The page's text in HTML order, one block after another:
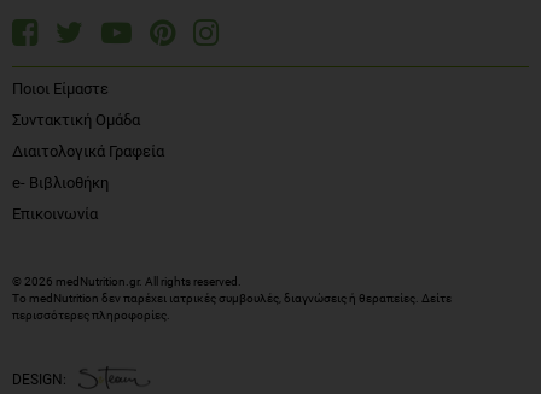
Ποιοι Είμαστε
Συντακτική Ομάδα
Διαιτολογικά Γραφεία
e- Βιβλιοθήκη
Επικοινωνία
© 2026 medNutrition.gr. All rights reserved.
Το medNutrition δεν παρέχει ιατρικές συμβουλές, διαγνώσεις ή θεραπείες. Δείτε
περισσότερες πληροφορίες
DESIGN: